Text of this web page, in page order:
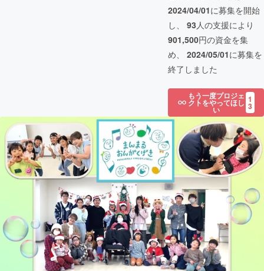
2024/04/01に募集を開始
し、 93人の支援により
901,500円の資金を集
め、 2024/05/01に募集を
終了しました
もう一度プロジェ
クトをやってほし
い
1
3